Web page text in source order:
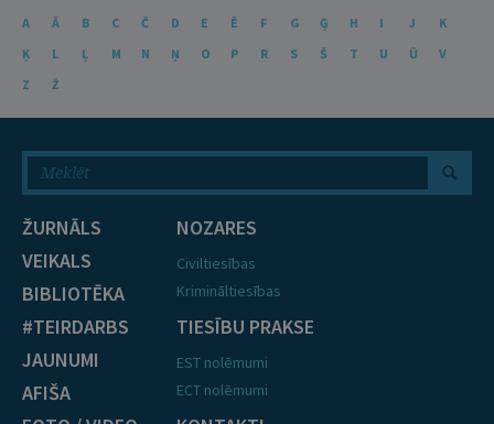
A Ā B C Č D E Ē F G Ģ H I J
K
Ķ
L Ļ M N Ņ O P R S Š T U Ū
V
Z
Ž
ŽURNĀLS
VEIKALS
BIBLIOTĒKA
#TEIRDARBS
JAUNUMI
AFIŠA
NOZARES
Civiltiesības
Krimināltiesības
TIESĪBU PRAKSE
EST nolēmumi
ECT nolēmumi